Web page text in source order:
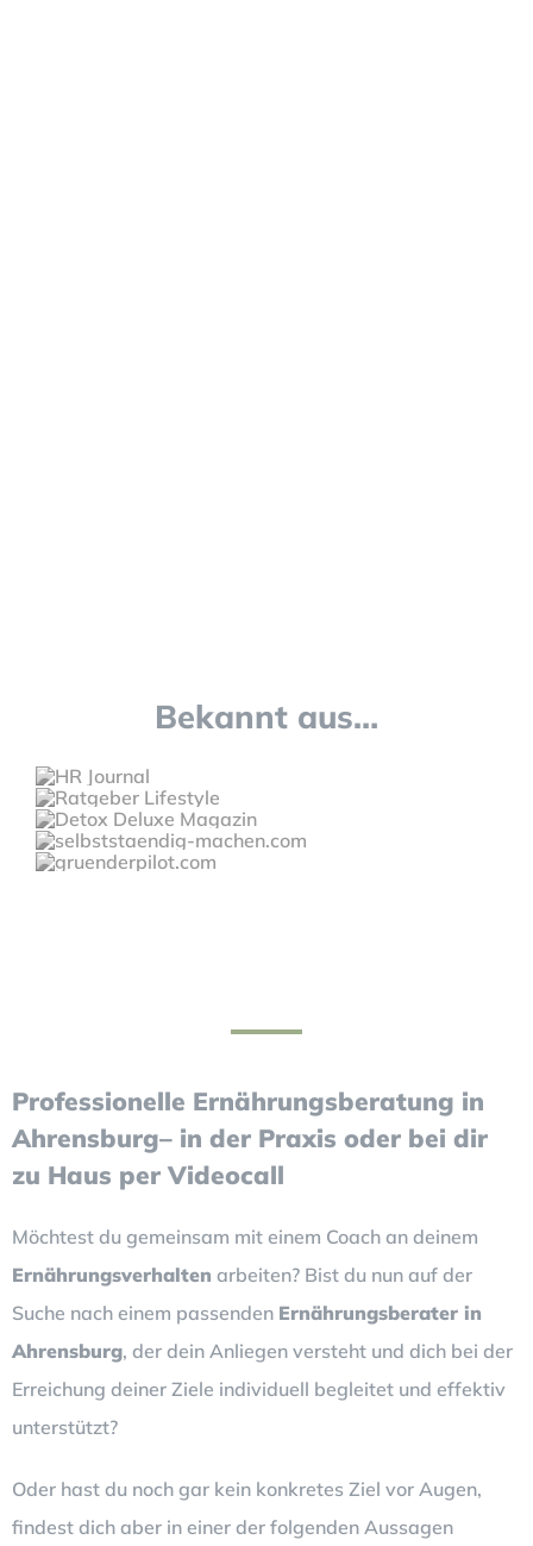
Bekannt aus…
Professionelle Ernährungsberatung in
Ahrensburg– in der Praxis oder bei dir
zu Haus per Videocall
Möchtest du gemeinsam mit einem Coach an deinem
Ernährungsverhalten arbeiten? Bist du nun auf der
Suche nach einem passenden Ernährungsberater in
Ahrensburg, der dein Anliegen versteht und dich bei der
Erreichung deiner Ziele individuell begleitet und effektiv
unterstützt?
Oder hast du noch gar kein konkretes Ziel vor Augen,
findest dich aber in einer der folgenden Aussagen